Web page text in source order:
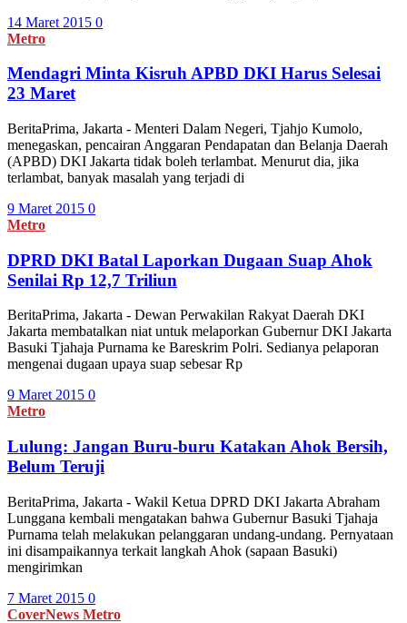
14 Maret 2015 0
Metro
Mendagri Minta Kisruh APBD DKI Harus Selesai
23 Maret
BeritaPrima, Jakarta - Menteri Dalam Negeri, Tjahjo Kumolo,
menegaskan, pencairan Anggaran Pendapatan dan Belanja Daerah
(APBD) DKI Jakarta tidak boleh terlambat. Menurut dia, jika
terlambat, banyak masalah yang terjadi di
9 Maret 2015 0
Metro
DPRD DKI Batal Laporkan Dugaan Suap Ahok
Senilai Rp 12,7 Triliun
BeritaPrima, Jakarta - Dewan Perwakilan Rakyat Daerah DKI
Jakarta membatalkan niat untuk melaporkan Gubernur DKI Jakarta
Basuki Tjahaja Purnama ke Bareskrim Polri. Sedianya pelaporan
mengenai dugaan upaya suap sebesar Rp
9 Maret 2015 0
Metro
Lulung: Jangan Buru-buru Katakan Ahok Bersih,
Belum Teruji
BeritaPrima, Jakarta - Wakil Ketua DPRD DKI Jakarta Abraham
Lunggana kembali mengatakan bahwa Gubernur Basuki Tjahaja
Purnama telah melakukan pelanggaran undang-undang. Pernyataan
ini disampaikannya terkait langkah Ahok (sapaan Basuki)
mengirimkan
7 Maret 2015 0
CoverNews Metro